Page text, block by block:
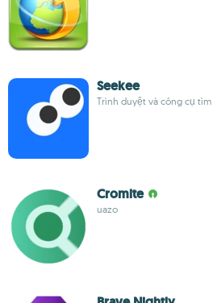
Seekee
Trình duyệt và công cụ
Cromite
uazo